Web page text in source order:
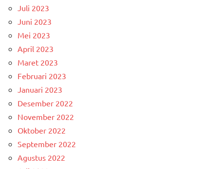
Juli 2023
Juni 2023
Mei 2023
April 2023
Maret 2023
Februari 2023
Januari 2023
Desember 2022
November 2022
Oktober 2022
September 2022
Agustus 2022